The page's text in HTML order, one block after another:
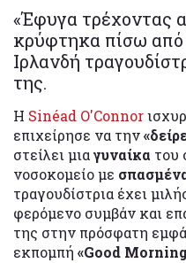
«Έφυγα τρέχοντας
κρύφτηκα πίσω από
Ιρλανδή
της.
Η Sinéad O'Connor
επιχείρησε να την
στείλει μιαγυναίκα του
νοσοκομείο με
τραγουδίστρια έχει
φερόμενο συμβάν και
της στην πρόσφατη
εκπομπή «Good